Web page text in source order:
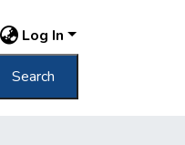
Log In
Search